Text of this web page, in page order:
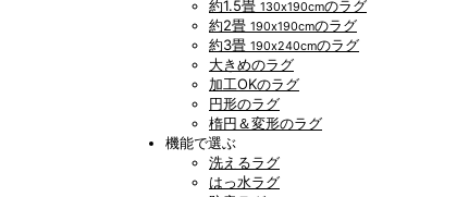
約1.5畳 130x190cmのラグ
約2畳 190x190cmのラグ
約3畳 190x240cmのラグ
大きめのラグ
加工OKのラグ
円形のラグ
楕円＆変形のラグ
機能で選ぶ
洗えるラグ
はっ水ラグ